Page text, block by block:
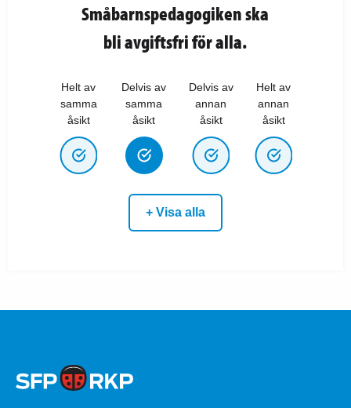
Småbarnspedagogiken ska
bli avgiftsfri för alla.
Helt av
samma
åsikt
Delvis av
samma
åsikt
Delvis av
annan
åsikt
Helt av
annan
åsikt
+ Visa alla